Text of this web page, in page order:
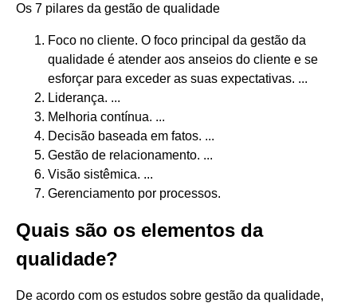
Os 7 pilares da gestão de qualidade
Foco no cliente. O foco principal da gestão da
qualidade é atender aos anseios do cliente e se
esforçar para exceder as suas expectativas. ...
Liderança. ...
Melhoria contínua. ...
Decisão baseada em fatos. ...
Gestão de relacionamento. ...
Visão sistêmica. ...
Gerenciamento por processos.
Quais são os elementos da
qualidade?
De acordo com os estudos sobre gestão da qualidade,